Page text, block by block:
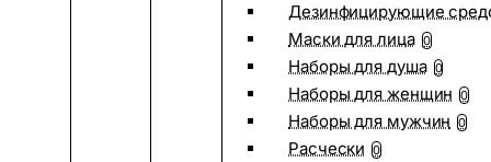
Дезинфицирующие
Маски для лица 0
Наборы для душа 0
Наборы для женщин 0
Наборы для мужчин 0
Расчески 0